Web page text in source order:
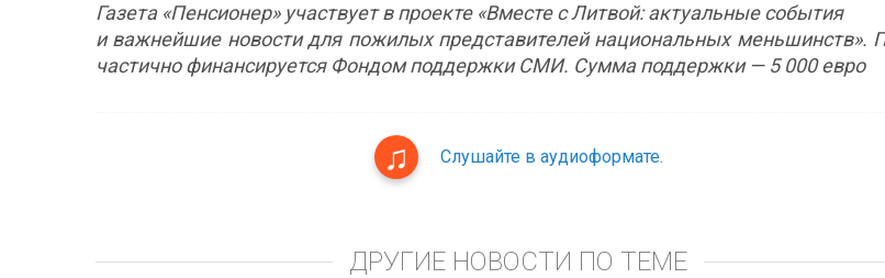
Газета «Пенсионер» участвует в проекте «Вместе с Литвой: актуальные события
и важнейшие новости для пожилых представителей национальных меньшинств».
частично финансируется Фондом поддержки СМИ. Сумма поддержки — 5 000 евро
Слушайте в аудиоформате.
ДРУГИЕ НОВОСТИ ПО ТЕМЕ